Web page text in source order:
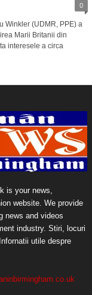
0
Winkler (UDMR, PPE) a
Marii Britanii din
interesele a circa
is your news,
website. We provide
news and videos
industry. Stiri, locuri
utile despre